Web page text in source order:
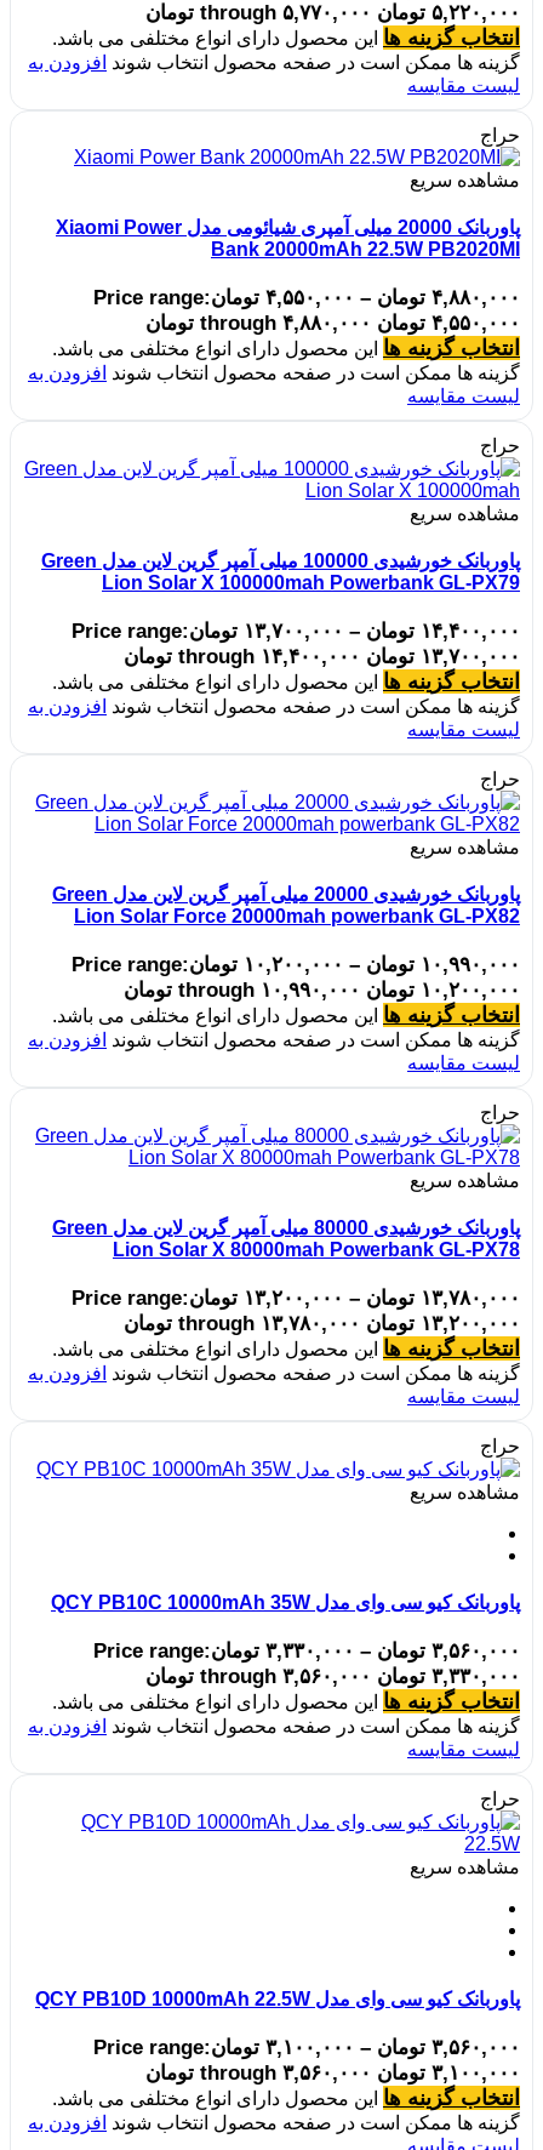
۵,۲۲۰,۰۰۰ تومان through ۵,۷۷۰,۰۰۰ تومان
انتخاب گزینه ها این محصول دارای انواع مختلفی می باشد.
گزینه ها ممکن است در صفحه محصول انتخاب شوند افزودن به
لیست مقایسه
حراج
مشاهده سریع
پاوربانک 20000 میلی آمپری شیائومی مدل Xiaomi Power
Bank 20000mAh 22.5W PB2020MI
۴,۸۸۰,۰۰۰ تومان – ۴,۵۵۰,۰۰۰ تومانPrice range:
۴,۵۵۰,۰۰۰ تومان through ۴,۸۸۰,۰۰۰ تومان
انتخاب گزینه ها این محصول دارای انواع مختلفی می باشد.
گزینه ها ممکن است در صفحه محصول انتخاب شوند افزودن به
لیست مقایسه
حراج
مشاهده سریع
پاوربانک خورشیدی 100000 میلی آمپر گرین لاین مدل Green
Lion Solar X 100000mah Powerbank GL-PX79
۱۴,۴۰۰,۰۰۰ تومان – ۱۳,۷۰۰,۰۰۰ تومانPrice range:
۱۳,۷۰۰,۰۰۰ تومان through ۱۴,۴۰۰,۰۰۰ تومان
انتخاب گزینه ها این محصول دارای انواع مختلفی می باشد.
گزینه ها ممکن است در صفحه محصول انتخاب شوند افزودن به
لیست مقایسه
حراج
مشاهده سریع
پاوربانک خورشیدی 20000 میلی آمپر گرین لاین مدل Green
Lion Solar Force 20000mah powerbank GL-PX82
۱۰,۹۹۰,۰۰۰ تومان – ۱۰,۲۰۰,۰۰۰ تومانPrice range:
۱۰,۲۰۰,۰۰۰ تومان through ۱۰,۹۹۰,۰۰۰ تومان
انتخاب گزینه ها این محصول دارای انواع مختلفی می باشد.
گزینه ها ممکن است در صفحه محصول انتخاب شوند افزودن به
لیست مقایسه
حراج
مشاهده سریع
پاوربانک خورشیدی 80000 میلی آمپر گرین لاین مدل Green
Lion Solar X 80000mah Powerbank GL-PX78
۱۳,۷۸۰,۰۰۰ تومان – ۱۳,۲۰۰,۰۰۰ تومانPrice range:
۱۳,۲۰۰,۰۰۰ تومان through ۱۳,۷۸۰,۰۰۰ تومان
انتخاب گزینه ها این محصول دارای انواع مختلفی می باشد.
گزینه ها ممکن است در صفحه محصول انتخاب شوند افزودن به
لیست مقایسه
حراج
مشاهده سریع
پاوربانک کیو سی وای مدل QCY PB10C 10000mAh 35W
۳,۵۶۰,۰۰۰ تومان – ۳,۳۳۰,۰۰۰ تومانPrice range:
۳,۳۳۰,۰۰۰ تومان through ۳,۵۶۰,۰۰۰ تومان
انتخاب گزینه ها این محصول دارای انواع مختلفی می باشد.
گزینه ها ممکن است در صفحه محصول انتخاب شوند افزودن به
لیست مقایسه
حراج
مشاهده سریع
پاوربانک کیو سی وای مدل QCY PB10D 10000mAh 22.5W
۳,۵۶۰,۰۰۰ تومان – ۳,۱۰۰,۰۰۰ تومانPrice range:
۳,۱۰۰,۰۰۰ تومان through ۳,۵۶۰,۰۰۰ تومان
انتخاب گزینه ها این محصول دارای انواع مختلفی می باشد.
گزینه ها ممکن است در صفحه محصول انتخاب شوند افزودن به
لیست مقایسه